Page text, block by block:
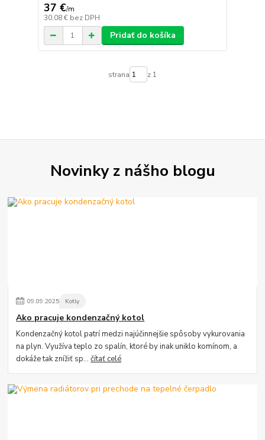
37 €/m
30,08 € bez DPH
Pridať do košíka
strana z 1
Novinky z nášho blogu
09.09.2025 Kotly
Ako pracuje kondenzačný kotol
Kondenzačný kotol patrí medzi najúčinnejšie spôsoby vykurovania
na plyn. Využíva teplo zo spalín, ktoré by inak uniklo komínom, a
dokáže tak znížiť sp...čítať celé